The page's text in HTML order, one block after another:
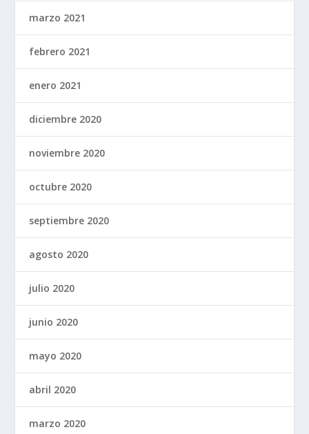
marzo 2021
febrero 2021
enero 2021
diciembre 2020
noviembre 2020
octubre 2020
septiembre 2020
agosto 2020
julio 2020
junio 2020
mayo 2020
abril 2020
marzo 2020